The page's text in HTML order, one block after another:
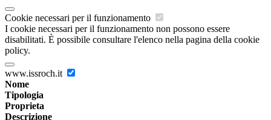
Cookie necessari per il funzionamento
I cookie necessari per il funzionamento non possono essere
disabilitati. È possibile consultare l'elenco nella pagina della cookie
policy.
www.issroch.it
Nome
Tipologia
Proprieta
Descrizione